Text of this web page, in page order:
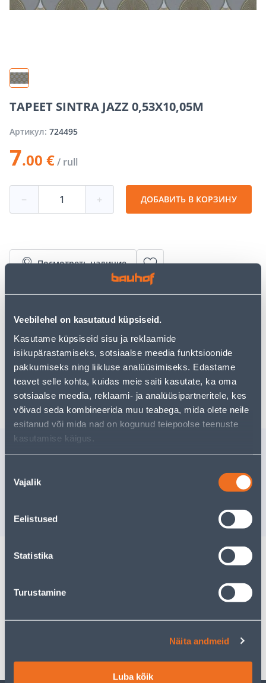
Veebilehel on kasutatud küpsiseid.
Kasutame küpsiseid sisu ja reklaamide
isikupärastamiseks, sotsiaalse meedia funktsioonide
pakkumiseks ning liikluse analüüsimiseks. Edastame
teavet selle kohta, kuidas meie saiti kasutate, ka oma
sotsiaalse meedia, reklaami- ja analüüsipartneritele, kes
võivad seda kombineerida muu teabega, mida olete neile
esitanud või mida nad on kogunud teiepoolse teenuste
kasutamise käigus.
valik
Vajalik
Eelistused
Statistika
Turustamine
Näita andmeid
Luba kõik
TAPEET SINTRA JAZZ 0,53X10,05M
Артикул: 724495
7.00 €/ rull
− + ДОБАВИТЬ В КОРЗИНУ
Посмотреть наличие
• Vinüültapeet kollektsioonist Jazz.
• 14-päevane tagastusõigus
Предполагаемая доставка 4,19 € от 2-5 tööpäeva
Забрать в магазине, с 09.08.2026
Похожие продукты
0.52 €
для
клиента